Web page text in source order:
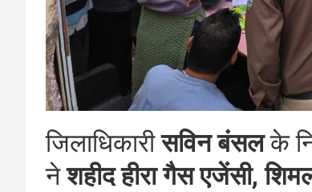
जिलाधिकारीसविन बंसलके
नेशहीद हीरा गैस एजेंसी,